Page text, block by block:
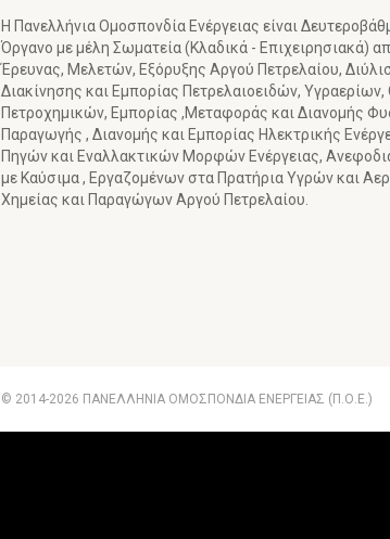
Η Πανελλήνια Ομοσπονδία Ενέργειας είναι
Όργανο με μέλη Σωματεία (Κλαδικά - Επιχειρησιακά)
Έρευνας, Μελετών, Εξόρυξης Αργού Πετρελαίου,
Διακίνησης και Εμπορίας Πετρελαιοειδών,
Πετροχημικών, Εμπορίας ,Μεταφοράς και Διανομής
Παραγωγής , Διανομής και Εμπορίας Ηλεκτρικής
Πηγών και Εναλλακτικών Μορφών Ενέργειας,
με Καύσιμα , Εργαζομένων στα Πρατήρια Υγρών και
Χημείας και Παραγώγων Αργού Πετρελαίου.
© 2014-2026 ΠΑΝΕΛΛΗΝΙΑ ΟΜΟΣΠΟΝΔΙΑ ΕΝΕΡΓΕΙΑΣ (Π.Ο.Ε.)